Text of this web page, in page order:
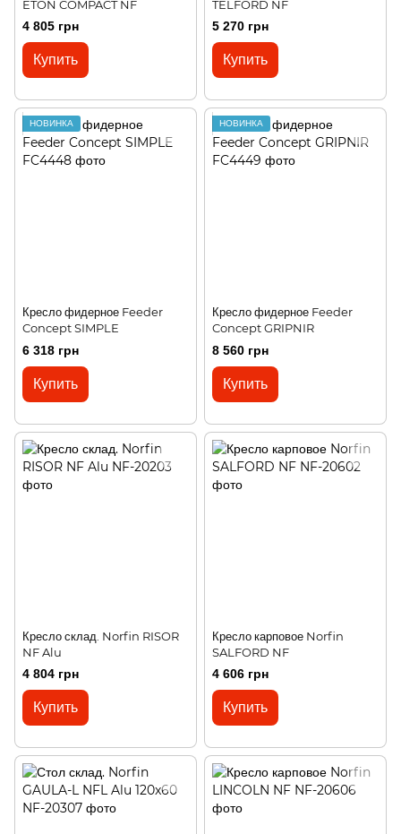
ETON COMPACT NF
4 805 грн
Купить
TELFORD NF
5 270 грн
Купить
НОВИНКА
Кресло фидерное Feeder
Concept SIMPLE
6 318 грн
Купить
НОВИНКА
Кресло фидерное Feeder
Concept GRIPNIR
8 560 грн
Купить
Кресло склад. Norfin RISOR
NF Alu
4 804 грн
Купить
Кресло карповое Norfin
SALFORD NF
4 606 грн
Купить